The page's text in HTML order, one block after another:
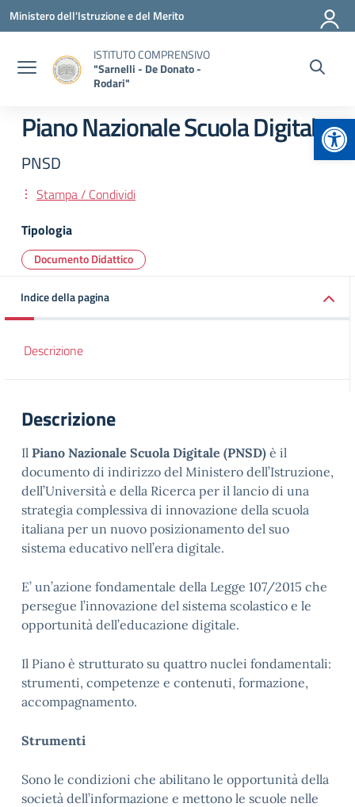
Vai ai contenuti
Vai al menu di navigazione
Vai al footer
Ministero dell'Istruzione e del Merito
ISTITUTO COMPRENSIVO
"Sarnelli - De Donato -
Rodari"
Piano Nazionale Scuola Digitale
PNSD
Stampa / Condividi
Tipologia
Documento Didattico
Indice della pagina
Descrizione
Descrizione
Il Piano Nazionale Scuola Digitale (PNSD) è il
documento di indirizzo del Ministero dell’Istruzione,
dell’Università e della Ricerca per il lancio di una
strategia complessiva di innovazione della scuola
italiana per un nuovo posizionamento del suo
sistema educativo nell’era digitale.
E’ un’azione fondamentale della Legge 107/2015 che
persegue l’innovazione del sistema scolastico e le
opportunità dell’educazione digitale.
Il Piano è strutturato su quattro nuclei fondamentali:
strumenti, competenze e contenuti, formazione,
accompagnamento.
Strumenti
Sono le condizioni che abilitano le opportunità della
società dell’informazione e mettono le scuole nelle